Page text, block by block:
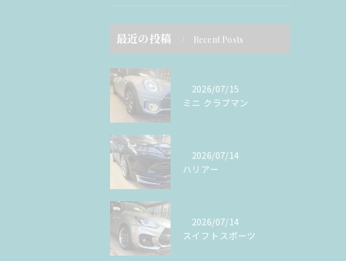
最近の投稿 Recent Posts
2026/07/15
ミニ クラブマン
2026/07/14
ハリアー
2026/07/14
スイフトスポーツ